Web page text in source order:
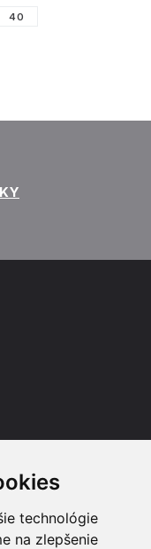
technológie
na zlepšenie
40